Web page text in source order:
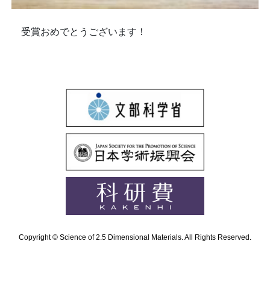
受賞おめでとうございます！
Copyright © Science of 2.5 Dimensional Materials. All Rights Reserved.